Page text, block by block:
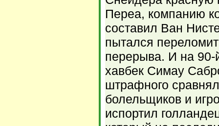
Переа, компанию
составил Ван
пытался
перерыва. И на 90-
хавбек Симау
штрафного
болельщиков и
испортил